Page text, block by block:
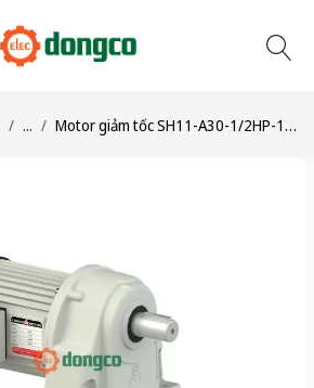
... Motor giảm tốc SH11-A30-1/2HP-1/30 công suất 1/2HP (400W) 0,4kW 1/30 kiểu lắp Chân đế